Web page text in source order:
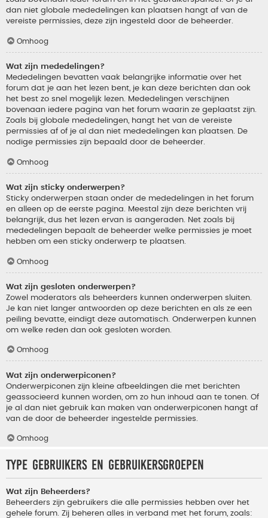
dan niet globale mededelingen kan plaatsen hangt af van de
vereiste permissies, deze zijn ingesteld door de beheerder.
Omhoog
Wat zijn mededelingen?
Mededelingen bevatten vaak belangrijke informatie over het
forum dat je aan het lezen bent, je kan deze berichten dan ook
het best zo snel mogelijk lezen. Mededelingen verschijnen
bovenaan iedere pagina van het forum waarin ze geplaatst zijn.
Zoals bij globale mededelingen, hangt het van de vereiste
permissies af of je al dan niet mededelingen kan plaatsen. De
nodige permissies zijn bepaald door de beheerder.
Omhoog
Wat zijn sticky onderwerpen?
Sticky onderwerpen staan onder de mededelingen in het forum
en alleen op de eerste pagina. Meestal zijn deze berichten vrij
belangrijk, dus het lezen ervan is aangeraden. Net zoals bij
mededelingen bepaalt de beheerder welke permissies je moet
hebben om een sticky onderwerp te plaatsen.
Omhoog
Wat zijn gesloten onderwerpen?
Zowel moderators als beheerders kunnen onderwerpen sluiten.
Je kan niet langer antwoorden op deze berichten en als ze een
peiling bevatte, eindigt deze automatisch. Onderwerpen kunnen
om welke reden dan ook gesloten worden.
Omhoog
Wat zijn onderwerpiconen?
Onderwerpiconen zijn kleine afbeeldingen die met berichten
geassocieerd kunnen worden, om zo hun inhoud aan te tonen. Of
je al dan niet gebruik kan maken van onderwerpiconen hangt af
van de door de beheerder ingestelde permissies.
Omhoog
Type gebruikers en gebruikersgroepen
Wat zijn Beheerders?
Beheerders zijn gebruikers die alle permissies hebben over het
gehele forum. Zij beheren alles in verband met het forum, zoals: